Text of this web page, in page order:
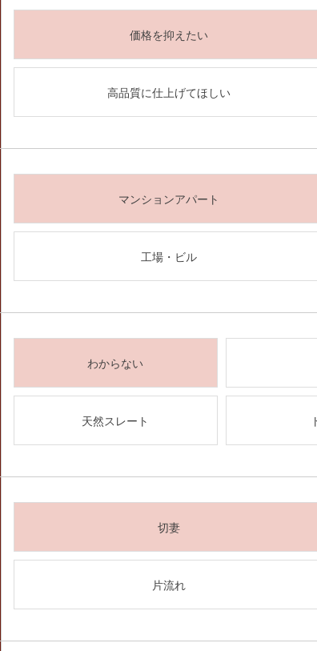
価格を抑えたい
高品質に仕上げてほしい
マンションアパート
工場・ビル
わからない
天然スレート
切妻
片流れ